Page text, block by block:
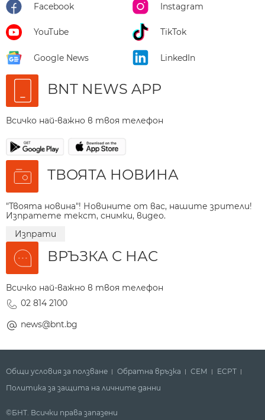
Facebook Instagram
YouTube TikTok
Google News LinkedIn
BNT NEWS APP
Всичко най-важно в твоя телефон
ТВОЯТА НОВИНА
"Твоята новина"! Новините от вас, нашите зрители!
Изпратете текст, снимки, видео.
Изпрати
ВРЪЗКА С НАС
Всичко най-важно в твоя телефон
02 814 2100
news@bnt.bg
Общи условия за ползване Обратна връзка СЕМ
ECPT
Политика за защита на личните данни
©БНТ. Всички права запазени